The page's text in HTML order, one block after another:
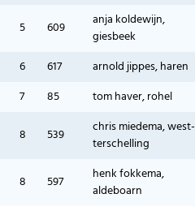
5 609
anja koldewijn,
giesbeek
6 617 arnold jippes, haren
7
85 tom haver, rohel
8 539
chris miedema, west-
terschelling
8 597
henk fokkema,
aldeboarn